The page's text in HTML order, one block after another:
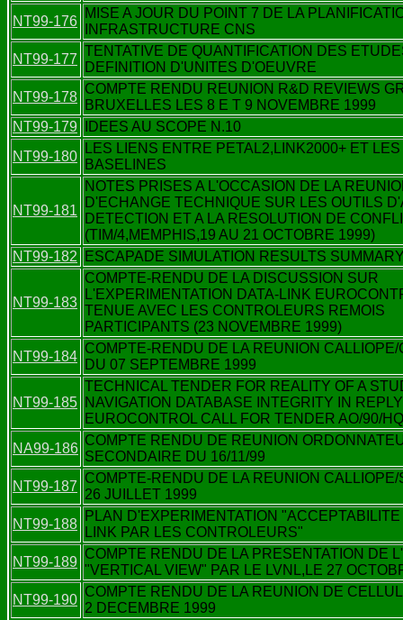
NT99-176
MISE A JOUR DU POINT 7 DE LA
INFRASTRUCTURE CNS
NT99-177
TENTATIVE DE QUANTIFICATION DES
DEFINITION D'UNITES D'OEUVRE
NT99-178
COMPTE RENDU REUNION R&D REVIEWS
BRUXELLES LES 8 E T 9 NOVEMBRE 1999
NT99-179
IDEES AU SCOPE N.10
NT99-180
LES LIENS ENTRE PETAL2,LINK2000+ ET LES
BASELINES
NT99-181
NOTES PRISES A L'OCCASION DE LA
D'ECHANGE TECHNIQUE SUR LES OUTILS
DETECTION ET A LA RESOLUTION DE
(TIM/4,MEMPHIS,19 AU 21 OCTOBRE 1999)
NT99-182
ESCAPADE SIMULATION RESULTS
NT99-183
COMPTE-RENDU DE LA DISCUSSION SUR
L'EXPERIMENTATION DATA-LINK
TENUE AVEC LES CONTROLEURS REMOIS
PARTICIPANTS (23 NOVEMBRE 1999)
NT99-184
COMPTE-RENDU DE LA REUNION
DU 07 SEPTEMBRE 1999
NT99-185
TECHNICAL TENDER FOR REALITY OF A
NAVIGATION DATABASE INTEGRITY IN
EUROCONTROL CALL FOR TENDER AO/90/
NA99-186
COMPTE RENDU DE REUNION
SECONDAIRE DU 16/11/99
NT99-187
COMPTE-RENDU DE LA REUNION CALLIOPE/
26 JUILLET 1999
NT99-188
PLAN D'EXPERIMENTATION
LINK PAR LES CONTROLEURS"
NT99-189
COMPTE RENDU DE LA PRESENTATION DE
"VERTICAL VIEW" PAR LE LVNL,LE 27
NT99-190
COMPTE RENDU DE LA REUNION DE
2 DECEMBRE 1999